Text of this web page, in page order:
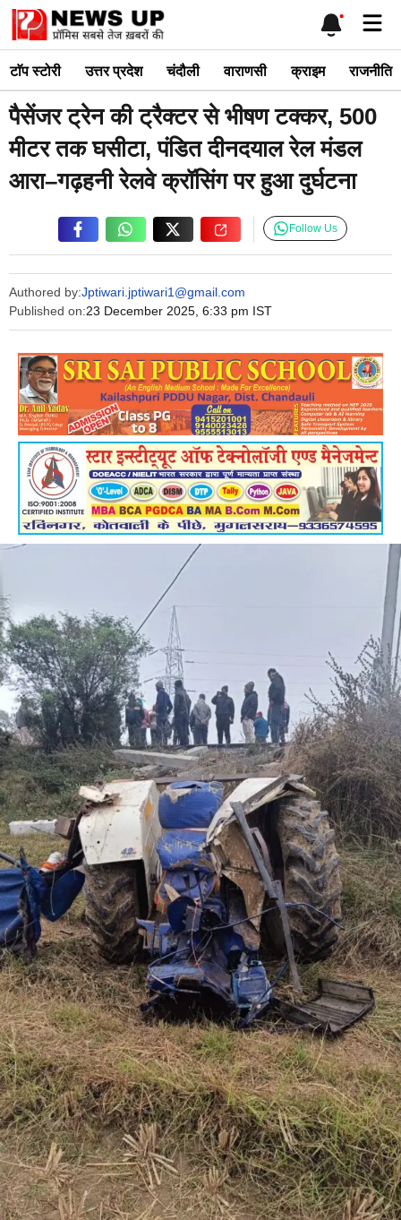
Skip
content
टाॅप स्टोरी उत्तर प्रदेश चंदौली वाराणसी क्राइम राजनीति
पैसेंजर ट्रेन की ट्रैक्टर से भीषण टक्कर, 500
मीटर तक घसीटा, पंडित दीनदयाल रेल मंडल
आरा–गढ़हनी रेलवे क्रॉसिंग पर हुआ दुर्घटना
Authored by:Jptiwari.jptiwari1@gmail.com
Published on:23 December 2025, 6:33 pm IST
Follow Us